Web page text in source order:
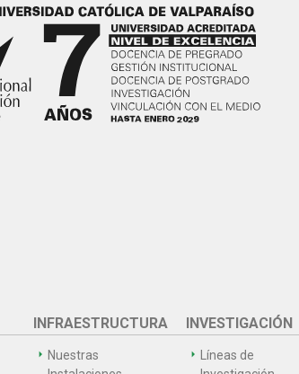
INFRAESTRUCTURA
Nuestras
INVESTIGACIÓN
Líneas de